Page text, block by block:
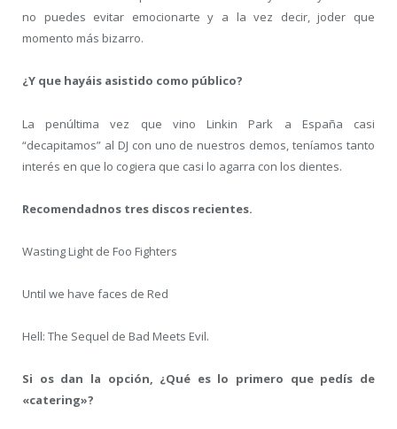
no puedes evitar emocionarte y a la vez decir, joder que
momento más bizarro.
¿Y que hayáis asistido como público?
La penúltima vez que vino Linkin Park a España casi
“decapitamos” al DJ con uno de nuestros demos, teníamos tanto
interés en que lo cogiera que casi lo agarra con los dientes.
Recomendadnos tres discos recientes.
Wasting Light de Foo Fighters
Until we have faces de Red
Hell: The Sequel de Bad Meets Evil.
Si os dan la opción, ¿Qué es lo primero que pedís de
«catering»?